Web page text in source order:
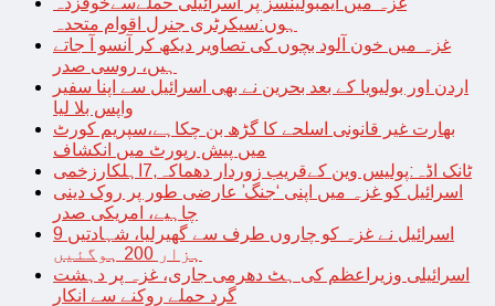
ہوں:سیکرٹری جنرل اقوام متحدہ
غزہ میں خون آلود بچوں کی تصاویر دیکھ کر آنسو آ جاتے
ہیں، روسی صدر
اردن اور بولیویا کے بعد بحرین نے بھی اسرائیل سے اپنا سفیر
واپس بلا لیا
بھارت غیر قانونی اسلحے کا گڑھ بن چکاہے،سپریم کورٹ
میں پیش رپورٹ میں انکشاف
ٹانک اڈہ:پولیس وین کےقریب زوردار دھماکہ,7اہلکارزخمی
اسرائیل کو غزہ میں اپنی ‘جنگ’ عارضی طور پر روک دینی
چاہیے، امریکی صدر
اسرائیل نے غزہ کو چاروں طرف سے گھیرلیا، شہادتیں 9
ہزار 200 ہوگئیں
اسرائیلی وزیراعظم کی ہٹ دھرمی جاری، غزہ پر دہشت
گرد حملے روکنے سے انکار